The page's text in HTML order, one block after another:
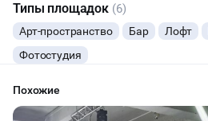
Типы площадок (6)
Арт-пространство Бар Лофт
Фотостудия
ФУРШЕТЫ
ДЕГУСТАЦИИ
Похожие